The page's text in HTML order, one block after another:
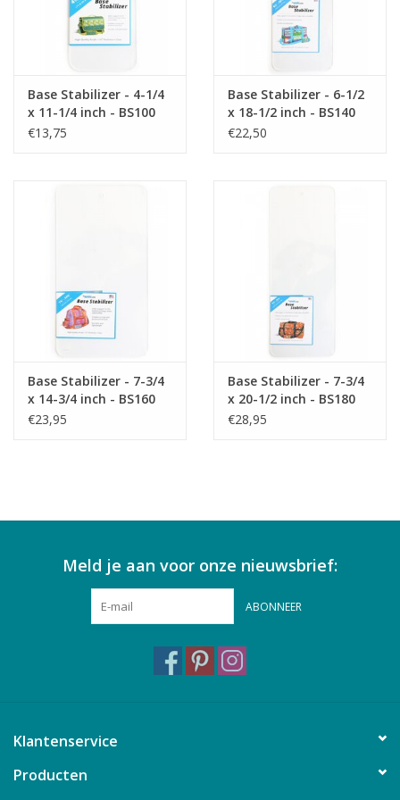
geschikt voor de volgende patronen:
Get out of Town 2.0
Base Stabilizer - 4-1/4
x 11-1/4 inch - BS100
€13,75
Base Stabilizer - 6-1/2
x 18-1/2 inch - BS140
€22,50
Base Stabilizer - 7-3/4
x 14-3/4 inch - BS160
€23,95
Base Stabilizer - 7-3/4
x 20-1/2 inch - BS180
€28,95
Meld je aan voor onze nieuwsbrief:
ABONNEER
Klantenservice
Producten